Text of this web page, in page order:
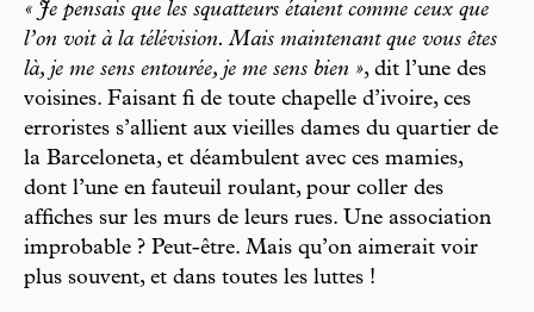
« Je pensais que les squatteurs étaient comme ceux que
l’on voit à la télévision. Mais maintenant que vous êtes
là, je me sens entourée, je me sens bien », dit l’une des
voisines. Faisant fi de toute chapelle d’ivoire, ces
erroristes s’allient aux vieilles dames du quartier de
la Barceloneta, et déambulent avec ces mamies,
dont l’une en fauteuil roulant, pour coller des
affiches sur les murs de leurs rues. Une association
improbable ? Peut-être. Mais qu’on aimerait voir
plus souvent, et dans toutes les luttes !